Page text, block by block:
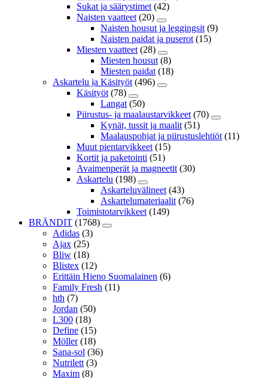
Sukat ja säärystimet (42)
Naisten vaatteet (20)
Naisten housut ja leggingsit (9)
Naisten paidat ja puserot (15)
Miesten vaatteet (28)
Miesten housut (8)
Miesten paidat (18)
Askartelu ja Käsityöt (496)
Käsityöt (78)
Langat (50)
Piirustus- ja maalaustarvikkeet (70)
Kynät, tussit ja maalit (51)
Maalauspohjat ja piirustuslehtiöt (11)
Muut pientarvikkeet (15)
Kortit ja paketointi (51)
Avaimenperät ja magneetit (30)
Askartelu (198)
Askarteluvälineet (43)
Askartelumateriaalit (76)
Toimistotarvikkeet (149)
BRÄNDIT (1768)
Adidas (3)
Ajax (25)
Bliw (18)
Blistex (12)
Erittäin Hieno Suomalainen (6)
Family Fresh (11)
hth (7)
Jordan (50)
L300 (18)
Define (15)
Möller (18)
Sana-sol (36)
Nutrilett (3)
Maxim (8)